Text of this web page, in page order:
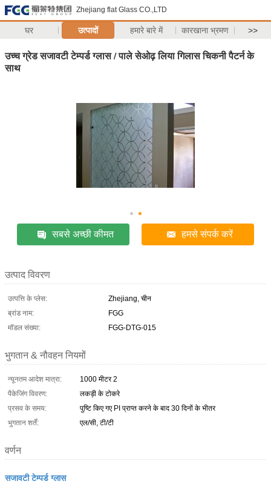
Zhejiang flat Glass CO.,LTD
घर उत्पादों हमारे बारे में कारखाना भ्रमण >>
उच्च ग्रेड सजावटी टेम्पर्ड ग्लास / पाले सेओढ़ लिया गिलास चिकनी पैटर्न के
साथ
सबसे अच्छी कीमत हमसे संपर्क करें
उत्पाद विवरण
उत्पत्ति के प्लेस:
Zhejiang, चीन
ब्रांड नाम:
FGG
मॉडल संख्या:
FGG-DTG-015
भुगतान & नौवहन नियमों
न्यूनतम आदेश मात्रा:
1000 मीटर 2
पैकेजिंग विवरण:
लकड़ी के टोकरे
प्रसव के समय:
पुष्टि किए गए PI प्राप्त करने के बाद 30 दिनों के भीतर
भुगतान शर्तें:
एल/सी, टी/टी
वर्णन
सजावटी टेम्पर्ड ग्लास